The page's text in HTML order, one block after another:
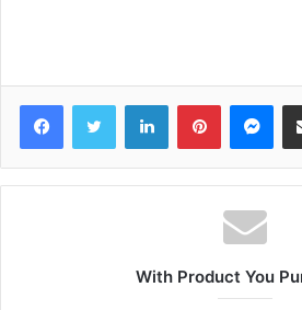
FacebookTwitter LinkedInPinterest
With Product You